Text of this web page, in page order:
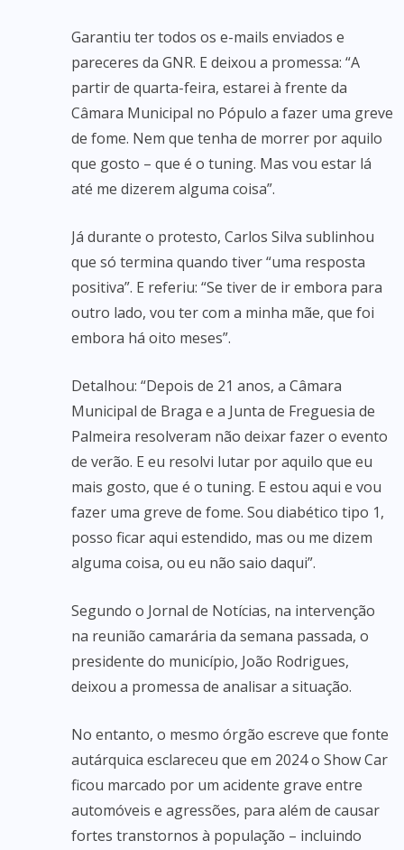
Garantiu ter todos os e-mails enviados e
pareceres da GNR. E deixou a promessa: “A
partir de quarta-feira, estarei à frente da
Câmara Municipal no Pópulo a fazer uma greve
de fome. Nem que tenha de morrer por aquilo
que gosto – que é o tuning. Mas vou estar lá
até me dizerem alguma coisa”.
Já durante o protesto, Carlos Silva sublinhou
que só termina quando tiver “uma resposta
positiva”. E referiu: “Se tiver de ir embora para
outro lado, vou ter com a minha mãe, que foi
embora há oito meses”.
Detalhou: “Depois de 21 anos, a Câmara
Municipal de Braga e a Junta de Freguesia de
Palmeira resolveram não deixar fazer o evento
de verão. E eu resolvi lutar por aquilo que eu
mais gosto, que é o tuning. E estou aqui e vou
fazer uma greve de fome. Sou diabético tipo 1,
posso ficar aqui estendido, mas ou me dizem
alguma coisa, ou eu não saio daqui”.
Segundo o Jornal de Notícias, na intervenção
na reunião camarária da semana passada, o
presidente do município, João Rodrigues,
deixou a promessa de analisar a situação.
No entanto, o mesmo órgão escreve que fonte
autárquica esclareceu que em 2024 o Show Car
ficou marcado por um acidente grave entre
automóveis e agressões, para além de causar
fortes transtornos à população – incluindo